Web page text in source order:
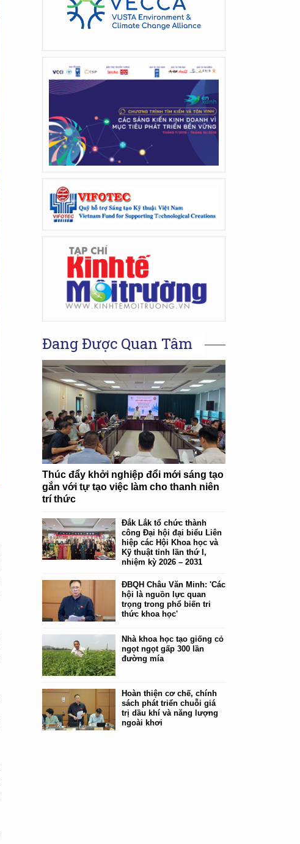
Đang Được Quan Tâm
Thúc đẩy khởi nghiệp đổi mới sáng tạo
gắn với tự tạo việc làm cho thanh niên
trí thức
Đắk Lắk tổ chức thành
công Đại hội đại biểu Liên
hiệp các Hội Khoa học và
Kỹ thuật tỉnh lần thứ I,
nhiệm kỳ 2026 – 2031
ĐBQH Châu Văn Minh: 'Các
hội là nguồn lực quan
trọng trong phổ biến tri
thức khoa học'
Nhà khoa học tạo giống cỏ
ngọt ngọt gấp 300 lần
đường mía
Hoàn thiện cơ chế, chính
sách phát triển chuỗi giá
trị dầu khí và năng lượng
ngoài khơi